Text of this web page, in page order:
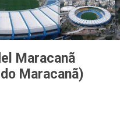
Maracanã
Maracanã)